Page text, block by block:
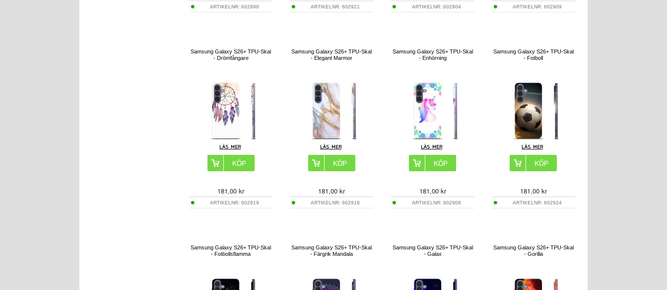
ARTIKELNR:602898 ARTIKELNR:602921 ARTIKELNR: 602904 ARTIKELNR: 602909
Samsung Galaxy S26+ TPU-Skal
- Drömfångare
181,00 kr
ARTIKELNR:602919
Samsung Galaxy S26+ TPU-Skal
- Elegant Marmor
181,00 kr
ARTIKELNR:602918
Samsung Galaxy S26+ TPU-Skal
- Enhörning
181,00kr
ARTIKELNR: 602908
Samsung Galaxy S26+ TPU-Skal
- Fotboll
181,00kr
ARTIKELNR: 602924
Samsung Galaxy S26+ TPU-Skal
- Fotbollsflamma
Samsung Galaxy S26+ TPU-Skal
- Färgrik Mandala
Samsung Galaxy S26+ TPU-Skal
- Galax
Samsung Galaxy S26+ TPU-Skal
- Gorilla